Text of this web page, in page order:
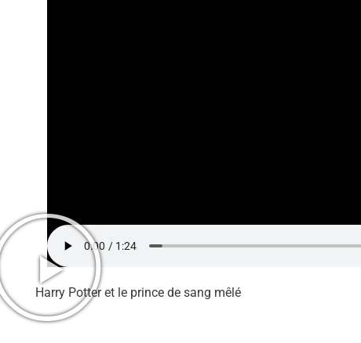
Harry Potter et le prince de sang mêlé